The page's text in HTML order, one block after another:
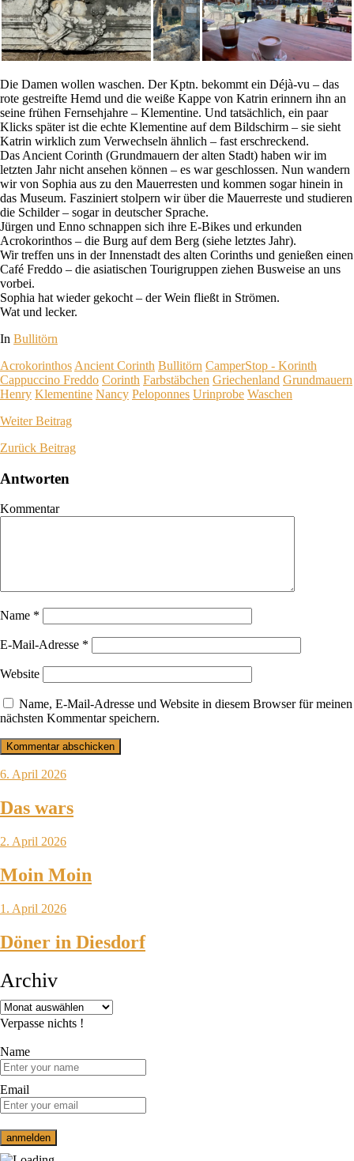
Die Damen wollen waschen. Der Kptn. bekommt ein Déjà-vu – das
rote gestreifte Hemd und die weiße Kappe von Katrin erinnern ihn an
seine frühen Fernsehjahre – Klementine. Und tatsächlich, ein paar
Klicks später ist die echte Klementine auf dem Bildschirm – sie sieht
Katrin wirklich zum Verwechseln ähnlich – fast erschreckend.
Das Ancient Corinth (Grundmauern der alten Stadt) haben wir im
letzten Jahr nicht ansehen können – es war geschlossen. Nun wandern
wir von Sophia aus zu den Mauerresten und kommen sogar hinein in
das Museum. Fasziniert stolpern wir über die Mauerreste und studieren
die Schilder – sogar in deutscher Sprache.
Jürgen und Enno schnappen sich ihre E-Bikes und erkunden
Acrokorinthos – die Burg auf dem Berg (siehe letztes Jahr).
Wir treffen uns in der Innenstadt des alten Corinths und genießen einen
Café Freddo – die asiatischen Tourigruppen ziehen Busweise an uns
vorbei.
Sophia hat wieder gekocht – der Wein fließt in Strömen.
Wat und lecker.
In Bullitörn
Acrokorinthos Ancient Corinth Bullitörn CamperStop - Korinth
Cappuccino Freddo Corinth Farbstäbchen Griechenland Grundmauern
Henry Klementine Nancy Peloponnes Urinprobe Waschen
WeiterBeitrag
Zurück Beitrag
Antworten
Kommentar
Name *
E-Mail-Adresse *
Website
Name, E-Mail-Adresse und Website in diesem Browser für meinen
nächsten Kommentar speichern.
6. April 2026
Das wars
2. April 2026
Moin Moin
1. April 2026
Döner in Diesdorf
Archiv
Verpasse nichts !
Name
Email